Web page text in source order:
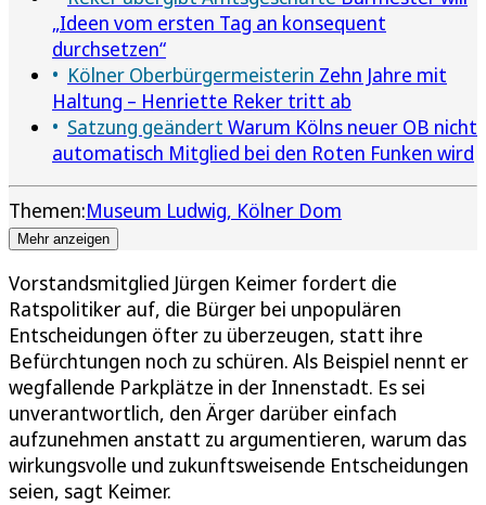
„Ideen vom ersten Tag an konsequent
durchsetzen“
Kölner Oberbürgermeisterin Zehn Jahre mit
Haltung – Henriette Reker tritt ab
Satzung geändert Warum Kölns neuer OB nicht
automatisch Mitglied bei den Roten Funken wird
Themen:Museum Ludwig Kölner Dom
Mehr anzeigen
Vorstandsmitglied Jürgen Keimer fordert die
Ratspolitiker auf, die Bürger bei unpopulären
Entscheidungen öfter zu überzeugen, statt ihre
Befürchtungen noch zu schüren. Als Beispiel nennt er
wegfallende Parkplätze in der Innenstadt. Es sei
unverantwortlich, den Ärger darüber einfach
aufzunehmen anstatt zu argumentieren, warum das
wirkungsvolle und zukunftsweisende Entscheidungen
seien, sagt Keimer.